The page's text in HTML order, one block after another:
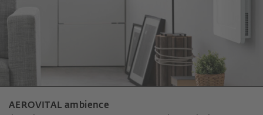
AEROVITAL ambience